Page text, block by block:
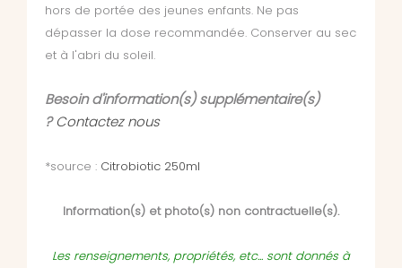
hors de portée des jeunes enfants. Ne pas
dépasser la dose recommandée. Conserver au sec
et à l'abri du soleil.
Besoin d'information(s) supplémentaire(s)
?Contactez nous
*source : Citrobiotic 250ml
Information(s) et photo(s) non contractuelle(s).
Les renseignements, propriétés, etc... sont donnés à